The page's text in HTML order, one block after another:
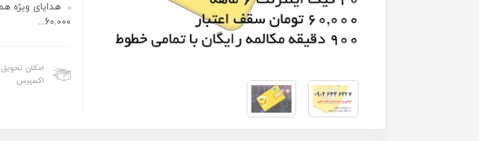
60.000...
امکان تحویل
اکسپرس